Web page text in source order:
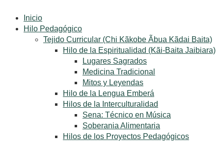
Inicio
Hilo Pedagógico
Tejido Curricular (Chi Kãkobe Ãbua Kãdai Baita)
Hilo de la Espiritualidad (Kãi-Baita Jaibiara)
Lugares Sagrados
Medicina Tradicional
Mitos y Leyendas
Hilo de la Lengua Emberá
Hilos de la Interculturalidad
Sena: Técnico en Música
Soberania Alimentaria
Hilos de los Proyectos Pedagógicos